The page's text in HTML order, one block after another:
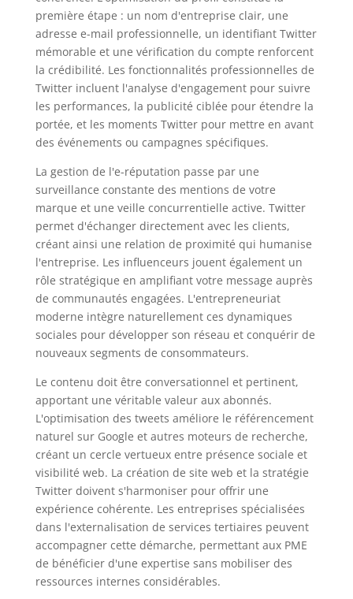
première étape : un nom d'entreprise clair, une
adresse e-mail professionnelle, un identifiant Twitter
mémorable et une vérification du compte renforcent
la crédibilité. Les fonctionnalités professionnelles de
Twitter incluent l'analyse d'engagement pour suivre
les performances, la publicité ciblée pour étendre la
portée, et les moments Twitter pour mettre en avant
des événements ou campagnes spécifiques.
La gestion de l'e-réputation passe par une
surveillance constante des mentions de votre
marque et une veille concurrentielle active. Twitter
permet d'échanger directement avec les clients,
créant ainsi une relation de proximité qui humanise
l'entreprise. Les influenceurs jouent également un
rôle stratégique en amplifiant votre message auprès
de communautés engagées. L'entrepreneuriat
moderne intègre naturellement ces dynamiques
sociales pour développer son réseau et conquérir de
nouveaux segments de consommateurs.
Le contenu doit être conversationnel et pertinent,
apportant une véritable valeur aux abonnés.
L'optimisation des tweets améliore le référencement
naturel sur Google et autres moteurs de recherche,
créant un cercle vertueux entre présence sociale et
visibilité web. La création de site web et la stratégie
Twitter doivent s'harmoniser pour offrir une
expérience cohérente. Les entreprises spécialisées
dans l'externalisation de services tertiaires peuvent
accompagner cette démarche, permettant aux PME
de bénéficier d'une expertise sans mobiliser des
ressources internes considérables.